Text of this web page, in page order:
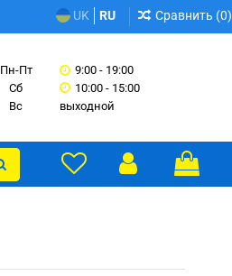
UK RU Сравнить (0)
Пн-Пт
Сб
Вс
9:00 - 19:00
10:00 - 15:00
выходной